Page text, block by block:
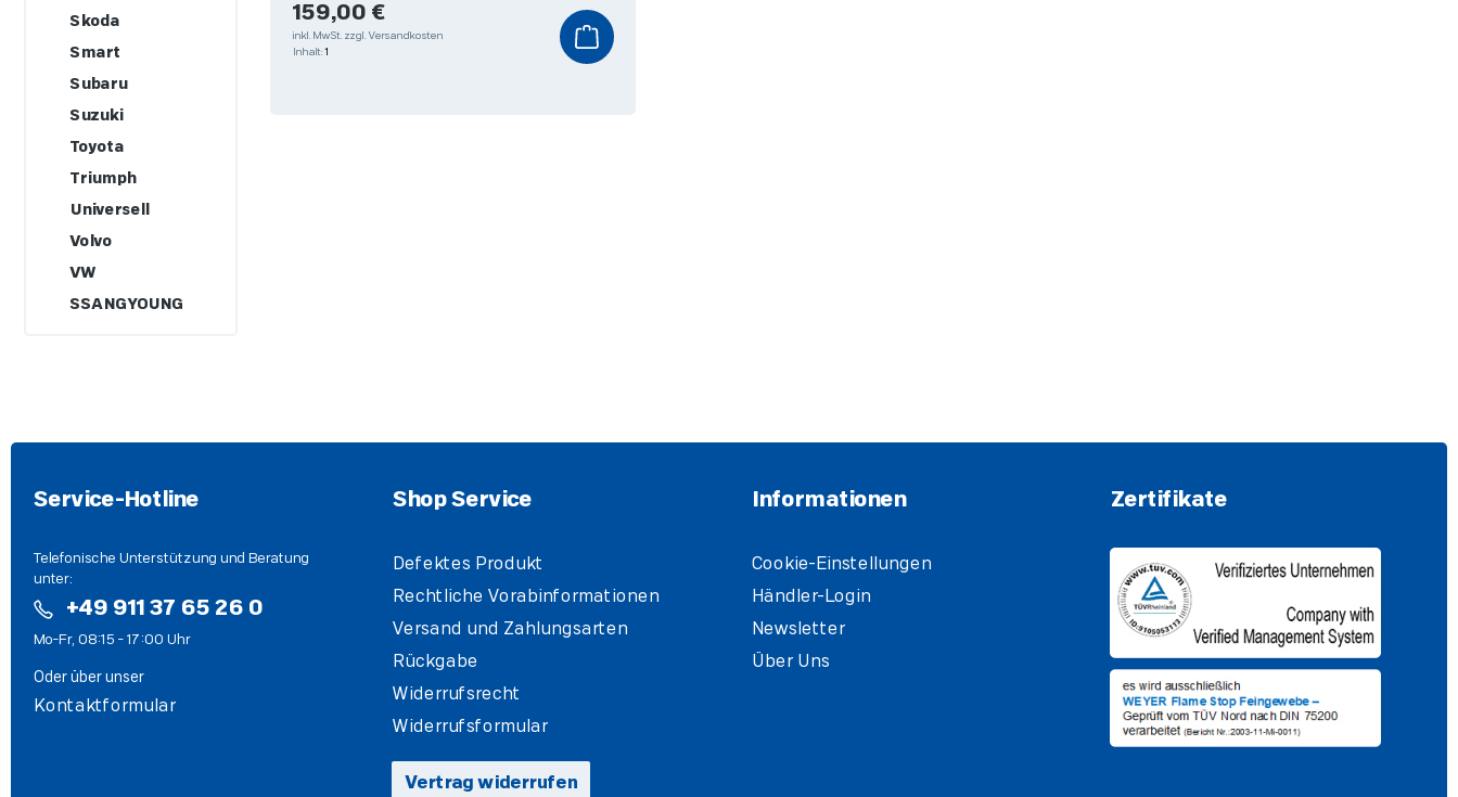
Skoda
Smart
Subaru
Suzuki
Toyota
Triumph
Universell
Volvo
VW
SSANGYOUNG
Regulärer Preis:
159,00 €
inkl. MwSt. zzgl. Versandkosten
Inhalt: 1
Service-Hotline
Telefonische Unterstützung und Beratung
unter:
+49 911 37 65 26 0
Mo-Fr, 08:15 - 17:00 Uhr
Oder über unser
Kontaktformular
Shop Service
Defektes Produkt
Rechtliche Vorabinformationen
Versand und Zahlungsarten
Rückgabe
Widerrufsrecht
Widerrufsformular
Vertrag widerrufen
Informationen
Cookie-Einstellungen
Händler-Login
Newsletter
Über Uns
Zertifikate